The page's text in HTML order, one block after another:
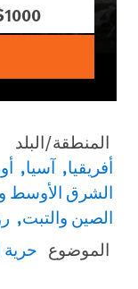
المنطقة/البلد
أفريقيا آسيا
الشرق الأوسط
الصين والتبت
الموضوع حرية